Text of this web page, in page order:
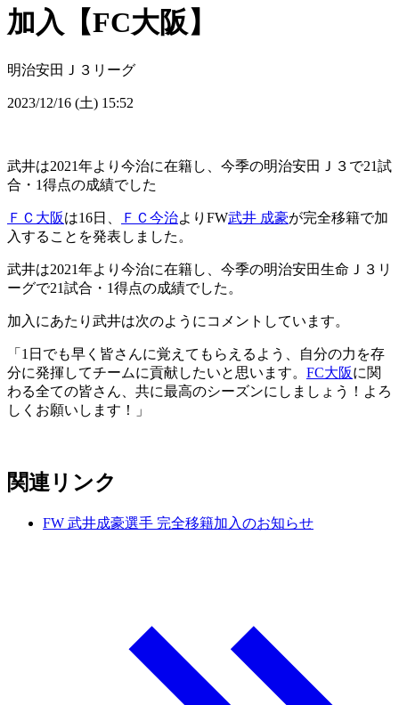
加入【FC大阪】
明治安田Ｊ３リーグ
2023/12/16 (土) 15:52
武井は2021年より今治に在籍し、今季の明治安田Ｊ３で21試
合・1得点の成績でした
ＦＣ大阪は16日、 ＦＣ今治よりFW武井 成豪が完全移籍で加
入することを発表しました。
武井は2021年より今治に在籍し、今季の明治安田生命Ｊ３リ
ーグで21試合・1得点の成績でした。
加入にあたり武井は次のようにコメントしています。
「1日でも早く皆さんに覚えてもらえるよう、自分の力を存
分に発揮してチームに貢献したいと思います。 FC大阪に関
わる全ての皆さん、共に最高のシーズンにしましょう！よろ
しくお願いします！」
関連リンク
FW 武井成豪選手 完全移籍加入のお知らせ